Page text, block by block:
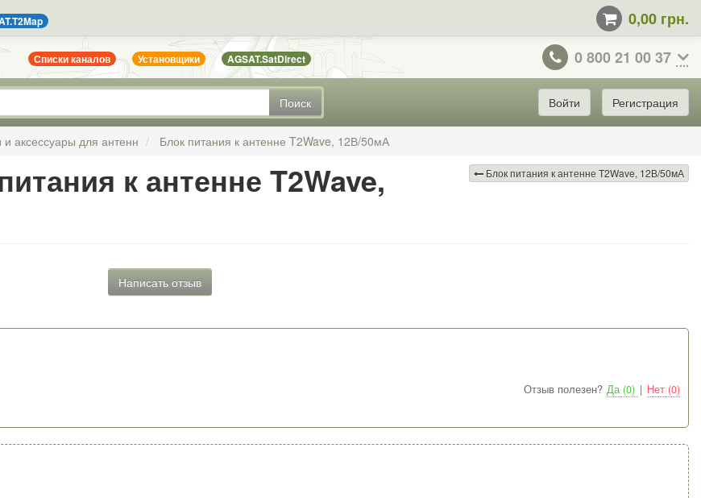
0,00 грн.
Списки каналов Установщики AGSAT.SatDirect 0 800 21 00 37
Поиск Войти Регистрация
аксессуары для антенн Блок питания к антенне T2Wave, 12В/50мА
Блок питания к антенне T2Wave, 12В/50мА
к антенне T2Wave,
Написать отзыв
Отзыв полезен? Да (0) | Нет (0)